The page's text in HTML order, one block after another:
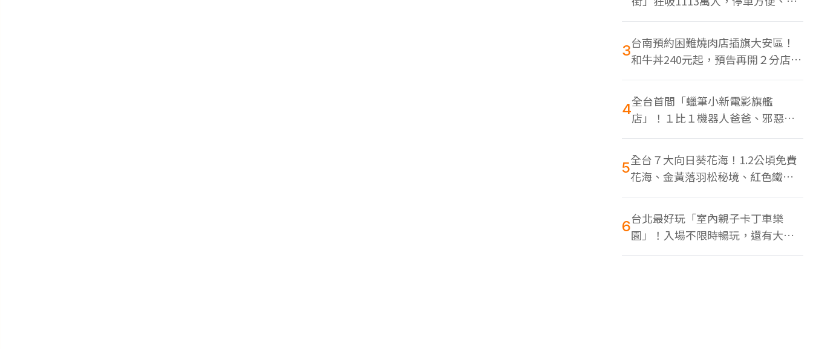
色美食多
3台南預約困難燒肉店插旗大安區！
和牛丼240元起，預告再開２分店、
地點曝光
4全台首間「蠟筆小新電影旗艦
店」！１比１機器人爸爸、邪惡正
男，百款周邊買翻
5全台７大向日葵花海！1.2公頃免費
花海、金黃落羽松秘境、紅色鐵橋
同框
6台北最好玩「室內親子卡丁車樂
園」！入場不限時暢玩，還有大螢
幕Switch遊戲區